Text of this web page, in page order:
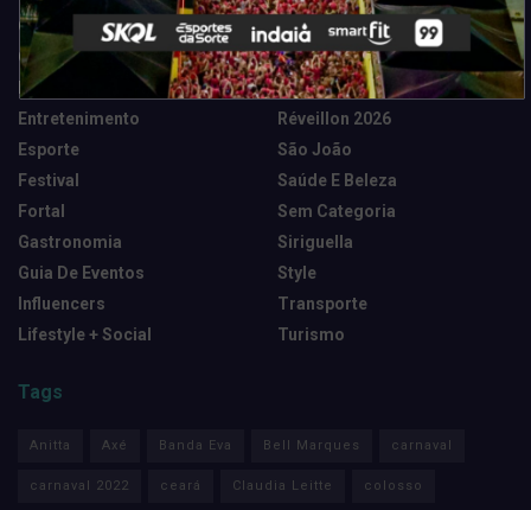
Camarote Vip Junino
Cidade
Destaques
Entretenimento
Esporte
Festival
Fortal
Gastronomia
Guia De Eventos
Influencers
Lifestyle + Social
Marketing E Negócios
Música
News Tech
Réveillon 2026
São João
Saúde E Beleza
Sem Categoria
Siriguella
Style
Transporte
Turismo
Tags
Anitta Axé Banda Eva Bell Marques carnaval
carnaval 2022 ceará Claudia Leitte colosso